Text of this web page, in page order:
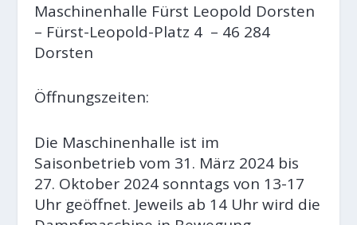
Maschinenhalle Fürst Leopold Dorsten
– Fürst-Leopold-Platz 4 – 46 284
Dorsten
Öffnungszeiten:
Die Maschinenhalle ist im
Saisonbetrieb vom 31. März 2024 bis
27. Oktober 2024 sonntags von 13-17
Uhr geöffnet. Jeweils ab 14 Uhr wird die